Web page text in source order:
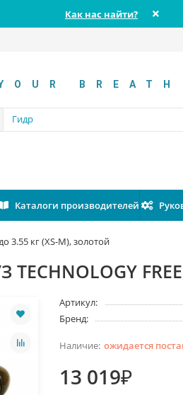
Как нас найти?
BREATH
Каталоги производителей
3.55 кг (XS-M), золотой
Артикул:
Бренд:
ожидается
13 019₽